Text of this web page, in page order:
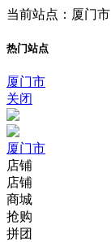
当前站点：厦门市
热门站点
厦门市
关闭
厦门市
店铺
店铺
商城
抢购
拼团